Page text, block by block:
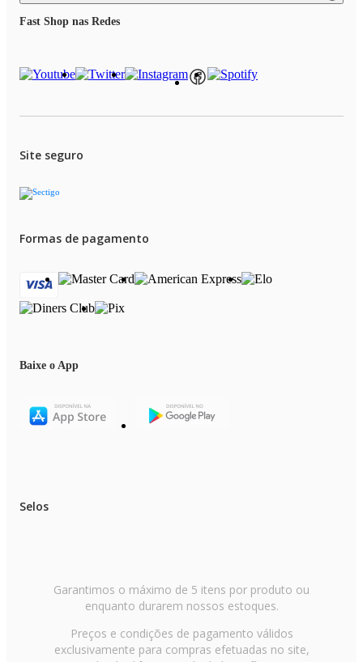
Fast Shop nas Redes
Site seguro
Formas de pagamento
Baixe o App
Selos
Garantimos o máximo de 5 itens por produto ou
enquanto durarem nossos estoques.
Preços e condições de pagamento válidos
exclusivamente para compras efetuadas no site,